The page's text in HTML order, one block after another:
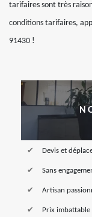
tarifaires sont très
conditions tarifaires,
91430 !
Devis et
Sans
Artisan
Prix imbattable